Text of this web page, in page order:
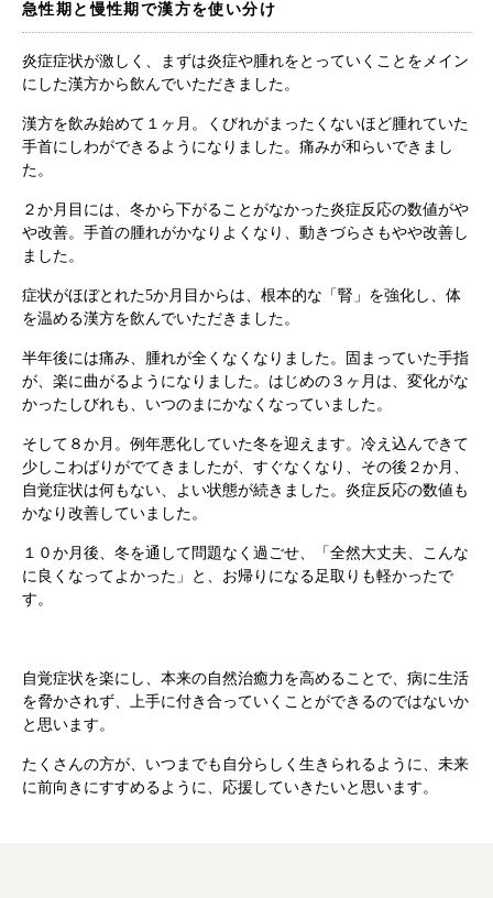
根本から身体を整えるとは
店舗を探す
漢方みず堂とは 企業情報
お知らせ イベント・講座
急性期と慢性期で漢方を使い分け
炎症症状が激しく、まずは炎症や腫れをとっていくことをメイン
にした漢方から飲んでいただきました。
漢方を飲み始めて１ヶ月。くびれがまったくないほど腫れていた
手首にしわができるようになりました。痛みが和らいできまし
た。
２か月目には、冬から下がることがなかった炎症反応の数値がや
や改善。手首の腫れがかなりよくなり、動きづらさもやや改善し
ました。
症状がほぼとれた5か月目からは、根本的な「腎」を強化し、体
を温める漢方を飲んでいただきました。
半年後には痛み、腫れが全くなくなりました。固まっていた手指
が、楽に曲がるようになりました。はじめの３ヶ月は、変化がな
かったしびれも、いつのまにかなくなっていました。
そして８か月。例年悪化していた冬を迎えます。冷え込んできて
少しこわばりがでてきましたが、すぐなくなり、その後２か月、
自覚症状は何もない、よい状態が続きました。炎症反応の数値も
かなり改善していました。
１０か月後、冬を通して問題なく過ごせ、「全然大丈夫、こんな
に良くなってよかった」と、お帰りになる足取りも軽かったで
す。
自覚症状を楽にし、本来の自然治癒力を高めることで、病に生活
を脅かされず、上手に付き合っていくことができるのではないか
と思います。
たくさんの方が、いつまでも自分らしく生きられるように、未来
に前向きにすすめるように、応援していきたいと思います。